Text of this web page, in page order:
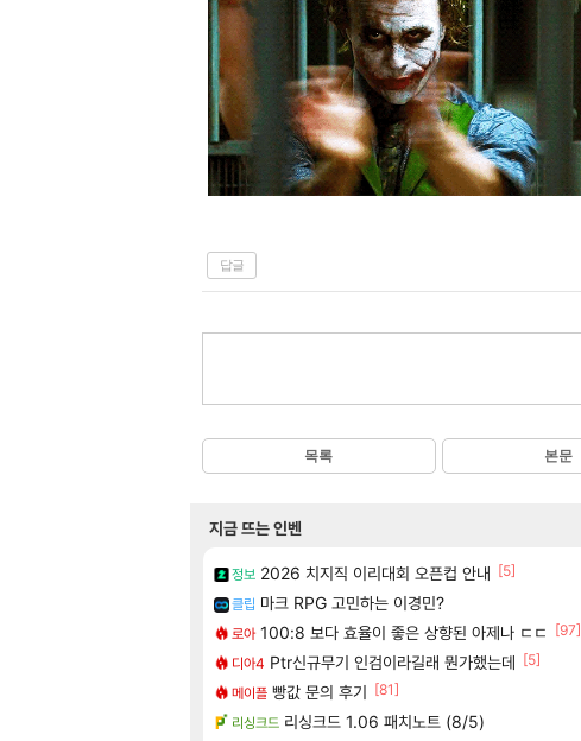
답글
목록 본문
지금 뜨는 인벤
정보 2026 치지직 이리대회 오픈컵 안내 [5]
클립 마크 RPG 고민하는 이경민?
로아 100:8 보다 효율이 좋은 상향된 아제나 ㄷㄷ
[97]
디아4 Ptr신규무기 인검이라길래 뭔가했는데 [5]
메이플 빵값 문의 후기 [81]
리싱크드 리싱크드 1.06 패치노트 (8/5)